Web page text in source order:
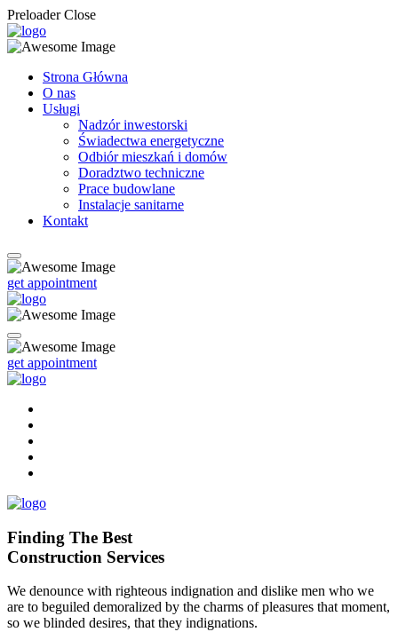
Preloader Close
Strona Główna
O nas
Usługi
Nadzór inwestorski
Świadectwa energetyczne
Odbiór mieszkań i domów
Doradztwo techniczne
Prace budowlane
Instalacje sanitarne
Kontakt
get appointment
get appointment
Finding The Best
Construction Services
We denounce with righteous indignation and dislike men who we
are to beguiled demoralized by the charms of pleasures that moment,
so we blinded desires, that they indignations.